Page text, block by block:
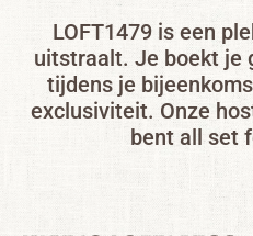
LOFT1479 is een
uitstraalt. Je boekt je
tijdens je
exclusiviteit. Onze
bent all set